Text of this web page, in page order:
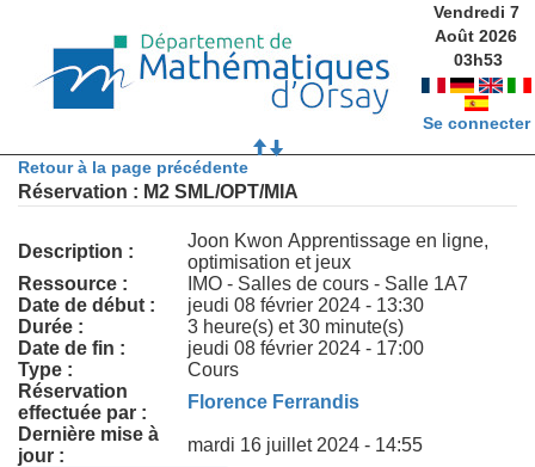
Vendredi 7
Août 2026
03h53
Se connecter
Retour à la page précédente
Réservation : M2 SML/OPT/MIA
Description :
Joon Kwon Apprentissage en ligne,
optimisation et jeux
Ressource :
IMO - Salles de cours - Salle 1A7
Date de début :
jeudi 08 février 2024 - 13:30
Durée :
3 heure(s) et 30 minute(s)
Date de fin :
jeudi 08 février 2024 - 17:00
Type :
Cours
Réservation
effectuée par :
Florence Ferrandis
Dernière mise à
jour :
mardi 16 juillet 2024 - 14:55